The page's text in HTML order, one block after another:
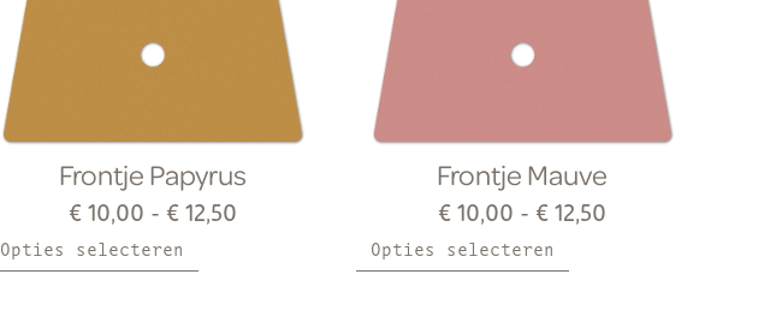
Frontje Papyrus
€10,00 - €12,50
Opties selecteren
Frontje Mauve
€ 10,00 - € 12,50
Opties selecteren